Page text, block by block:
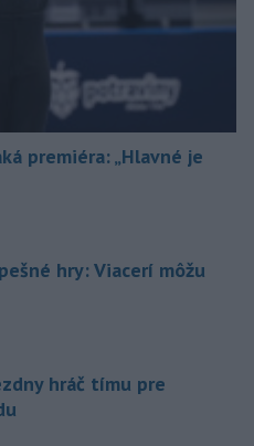
premiéra: „Hlavné je
hry: Viacerí môžu
hráč tímu pre